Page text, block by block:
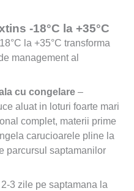
-18°C la +35°C
la +35°C transforma
management al
cu congelare –
aluat in loturi foarte mari
complet, materii prime
carucioarele pline la
parcursul saptamanilor
3 zile pe saptamana la